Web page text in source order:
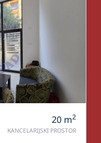
20 m2
KANCELARIJSKI PROSTOR